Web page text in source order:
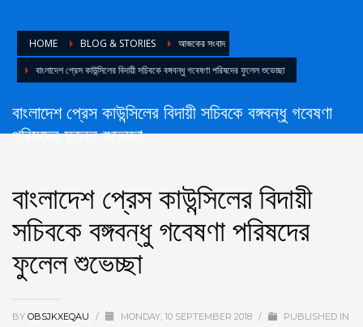
HOME BLOG & STORIES
আজকের সংবাদ
বাংলাদেশ প্রেস কাউন্সিলের বিদায়ী সচিবকে বঙ্গবন্ধু গবেষণা পরিষদের ফুলেল শুভেচ্ছা
বাংলাদেশ প্রেস কাউন্সিলের বিদায়ী সচিবকে বঙ্গবন্ধু গবেষণা
পরিষদের ফুলেল শুভেচ্ছা
বাংলাদেশ প্রেস কাউন্সিলের বিদায়ী
সচিবকে বঙ্গবন্ধু গবেষণা পরিষদের
ফুলেল শুভেচ্ছা
BY OBSJKXEQAU / MONDAY, 10 SEPTEMBER 2018 /
PUBLISHED IN